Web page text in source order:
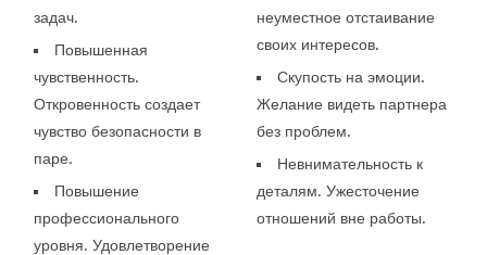
задач.
Повышенная
чувственность.
Откровенность создает
чувство безопасности в
паре.
Повышение
профессионального
уровня. Удовлетворение
неуместное отстаивание
своих интересов.
Скупость на эмоции.
Желание видеть партнера
без проблем.
Невнимательность к
деталям. Ужесточение
отношений вне работы.